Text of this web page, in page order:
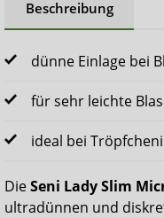
Beschreibung
dünne Einlage bei
für sehr leichte
ideal bei
DieSeni Lady Slim
ultradünnen und